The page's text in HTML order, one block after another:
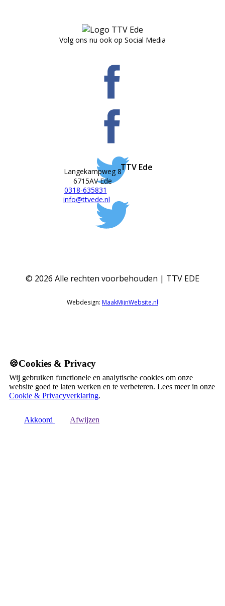
Volg ons nu ook op Social Media
TTV Ede
Langekampweg 8
6715AV Ede
0318-635831
info@ttvede.nl
© 2026 Alle rechten voorbehouden | TTV EDE
Webdesign: MaakMijnWebsite.nl
🍪Cookies & Privacy
Wij gebruiken functionele en analytische cookies om onze
website goed te laten werken en te verbeteren. Lees meer in onze
Cookie & Privacyverklaring.
Akkoord Afwijzen